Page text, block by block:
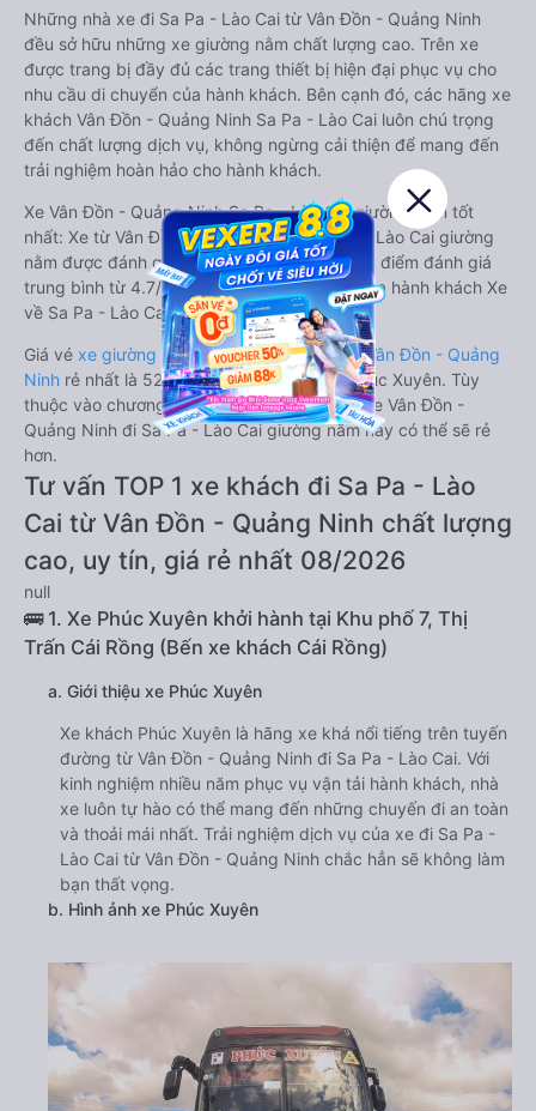
Những nhà xe đi Sa Pa - Lào Cai từ Vân Đồn - Quảng Ninh
đều sở hữu những xe giường nằm chất lượng cao. Trên xe
được trang bị đầy đủ các trang thiết bị hiện đại phục vụ cho
nhu cầu di chuyển của hành khách. Bên cạnh đó, các hãng xe
khách Vân Đồn - Quảng Ninh Sa Pa - Lào Cai luôn chú trọng
đến chất lượng dịch vụ, không ngừng cải thiện để mang đến
trải nghiệm hoàn hảo cho hành khách.
Xe Vân Đồn - Quảng Ninh Sa Pa - Lào Cai giường nằm tốt
nhất: Xe từ Vân Đồn - Quảng Ninh đi Sa Pa - Lào Cai giường
nằm được đánh giá chung chất lượng Tốt với điểm đánh giá
trung bình từ 4.7/5 dựa trên 944 phản hồi của hành khách Xe
về Sa Pa - Lào Cai từ Vân Đồn - Quảng Ninh.
Giá vé xe giường nằm đi Sa Pa - Lào Cai từ Vân Đồn - Quảng
Ninh rẻ nhất là 520000VND của hãng xe Phúc Xuyên. Tùy
thuộc vào chương trình khuyến mãi, giá vé Xe Vân Đồn -
Quảng Ninh đi Sa Pa - Lào Cai giường nằm này có thể sẽ rẻ
hơn.
Tư vấn TOP 1 xe khách đi Sa Pa - Lào
Cai từ Vân Đồn - Quảng Ninh chất lượng
cao, uy tín, giá rẻ nhất 08/2026
null
🚌 1. Xe Phúc Xuyên khởi hành tại Khu phố 7, Thị
Trấn Cái Rồng (Bến xe khách Cái Rồng)
a. Giới thiệu xe Phúc Xuyên
Xe khách Phúc Xuyên là hãng xe khá nổi tiếng trên tuyến
đường từ Vân Đồn - Quảng Ninh đi Sa Pa - Lào Cai. Với
kinh nghiệm nhiều năm phục vụ vận tải hành khách, nhà
xe luôn tự hào có thể mang đến những chuyến đi an toàn
và thoải mái nhất. Trải nghiệm dịch vụ của xe đi Sa Pa -
Lào Cai từ Vân Đồn - Quảng Ninh chắc hẳn sẽ không làm
bạn thất vọng.
b. Hình ảnh xe Phúc Xuyên